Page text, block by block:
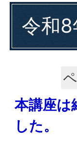
令和
本講座は
した。